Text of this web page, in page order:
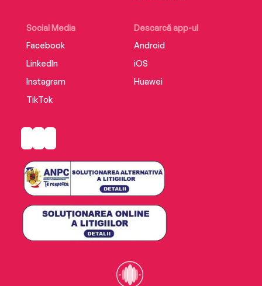
Social Media
Facebook
LinkedIn
Instagram
TikTok
Descarcă app-ul
Android
iOS
Huawei